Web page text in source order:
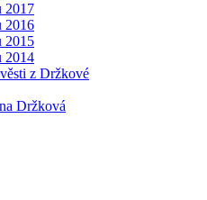
2017
2016
2015
2014
z Držkové
Držková